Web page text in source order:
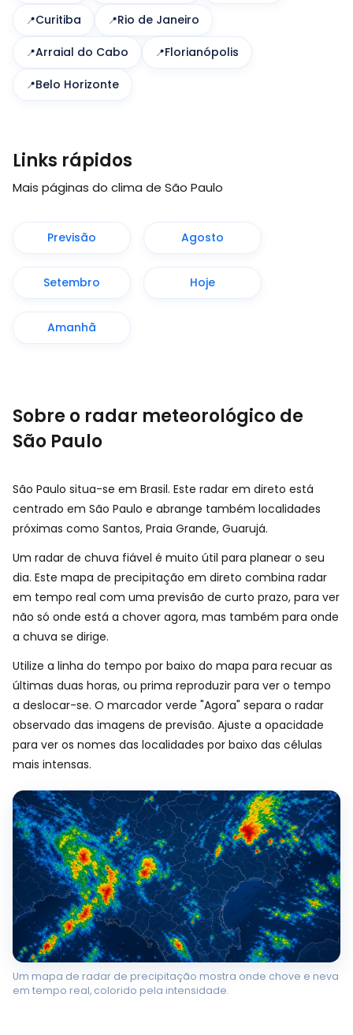
Curitiba Rio de Janeiro
Arraial do Cabo Florianópolis
Belo Horizonte
Links rápidos
Mais páginas do clima de São Paulo
Previsão Agosto
Setembro Hoje
Amanhã
Sobre o radar meteorológico de
São Paulo
São Paulo situa-se em Brasil. Este radar em direto está
centrado em São Paulo e abrange também localidades
próximas como Santos, Praia Grande, Guarujá.
Um radar de chuva fiável é muito útil para planear o seu
dia. Este mapa de precipitação em direto combina radar
em tempo real com uma previsão de curto prazo, para ver
não só onde está a chover agora, mas também para onde
a chuva se dirige.
Utilize a linha do tempo por baixo do mapa para recuar as
últimas duas horas, ou prima reproduzir para ver o tempo
a deslocar-se. O marcador verde "Agora" separa o radar
observado das imagens de previsão. Ajuste a opacidade
para ver os nomes das localidades por baixo das células
mais intensas.
Um mapa de radar de precipitação mostra onde chove e neva
em tempo real, colorido pela intensidade.